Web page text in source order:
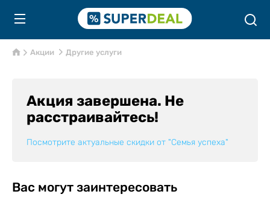
Акции Другие услуги
Акция завершена. Не
расстраивайтесь!
Посмотрите актуальные скидки от "Семья успеха"
Вас могут заинтересовать